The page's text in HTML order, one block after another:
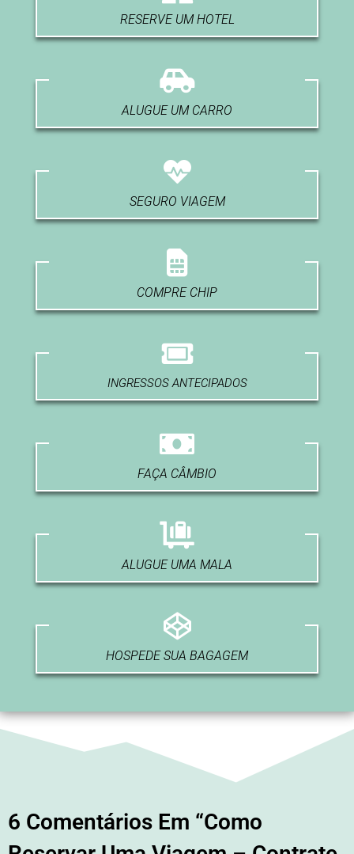
RESERVE UM HOTEL
ALUGUE UM CARRO
SEGURO VIAGEM
COMPRE CHIP
INGRESSOS ANTECIPADOS
FAÇA CÂMBIO
ALUGUE UMA MALA
HOSPEDE SUA BAGAGEM
6 Comentários Em “Como